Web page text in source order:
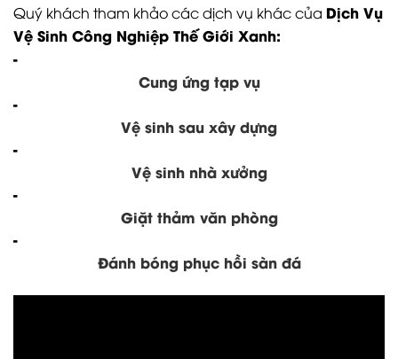
Quý khách tham khảo các dịch vụ khác của Dịch Vụ
Vệ Sinh Công Nghiệp Thế Giới Xanh:
-
Cung ứng tạp vụ
-
Vệ sinh sau xây dựng
-
Vệ sinh nhà xưởng
-
Giặt thảm văn phòng
-
Đánh bóng phục hồi sàn đá